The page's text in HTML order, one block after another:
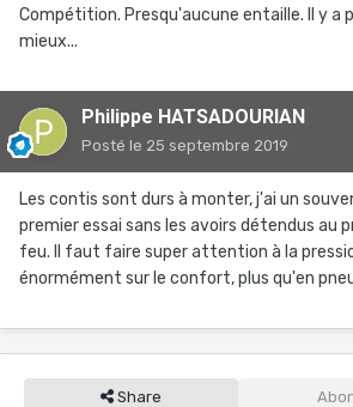
Compétition. Presqu'aucune entaille. Il y a
mieux...
Philippe HATSADOURIAN
Posté le 25 septembre 2019
Les contis sont durs à monter, j'ai un
premier essai sans les avoirs détendus au
feu. Il faut faire super attention à la
énormément sur le confort, plus qu'en
Share